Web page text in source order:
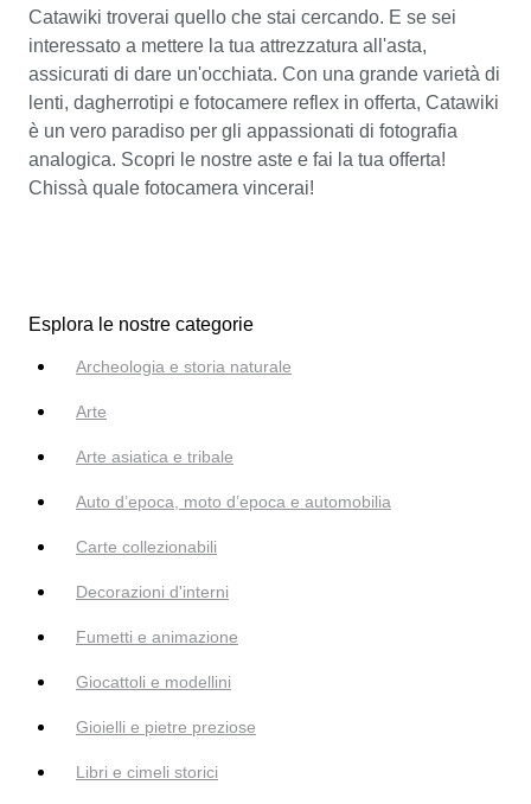
Catawiki troverai quello che stai cercando. E se sei
interessato a mettere la tua attrezzatura all'asta,
assicurati di dare un'occhiata. Con una grande varietà di
lenti, dagherrotipi e fotocamere reflex in offerta, Catawiki
è un vero paradiso per gli appassionati di fotografia
analogica. Scopri le nostre aste e fai la tua offerta!
Chissà quale fotocamera vincerai!
Esplora le nostre categorie
Archeologia e storia naturale
Arte
Arte asiatica e tribale
Auto d’epoca, moto d’epoca e automobilia
Carte collezionabili
Decorazioni d'interni
Fumetti e animazione
Giocattoli e modellini
Gioielli e pietre preziose
Libri e cimeli storici